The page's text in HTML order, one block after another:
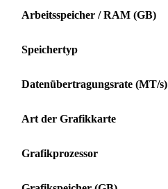
Arbeitsspeicher / RAM (GB)
Speichertyp
Datenübertragungsrate (MT/s)
Art der Grafikkarte
Grafikprozessor